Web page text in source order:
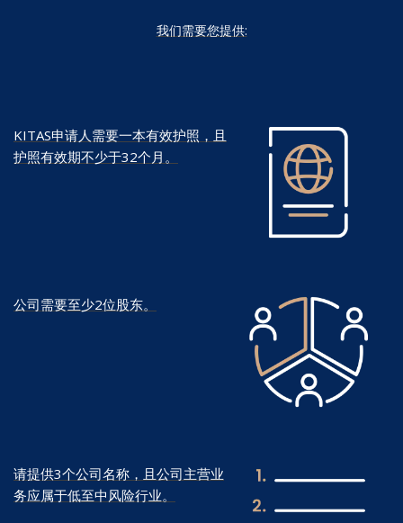
我们需要您提供:
KITAS申请人需要一本有效护照，且
护照有效期不少于32个月。
公司需要至少2位股东。
请提供3个公司名称，且公司主营业
务应属于低至中风险行业。